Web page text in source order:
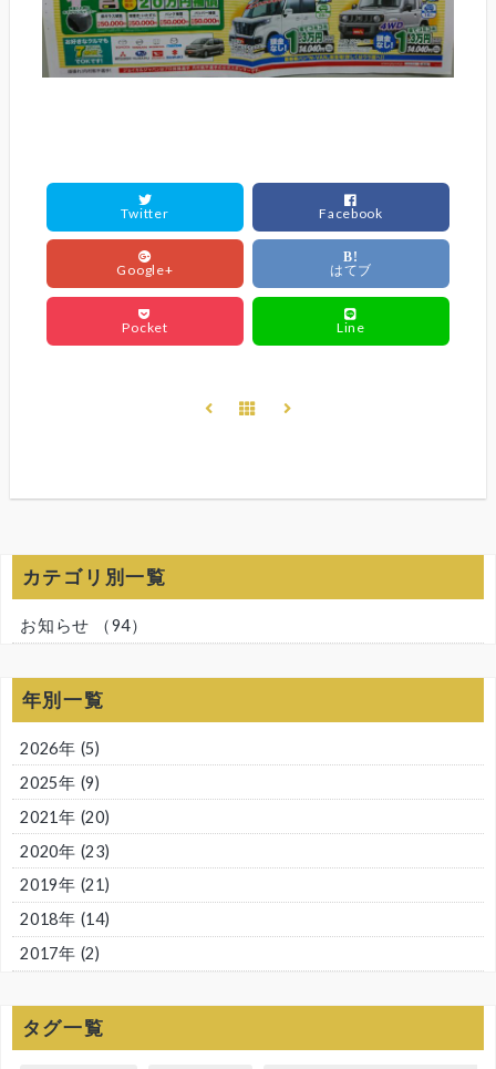
Twitter Facebook
Google+
B!
はてブ
Pocket Line
カテゴリ別一覧
お知らせ （94）
年別一覧
2026年 (5)
2025年 (9)
2021年 (20)
2020年 (23)
2019年 (21)
2018年 (14)
2017年 (2)
タグ一覧